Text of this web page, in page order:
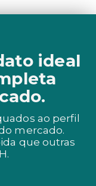
ideal
ao perfil
mercado.
que outras